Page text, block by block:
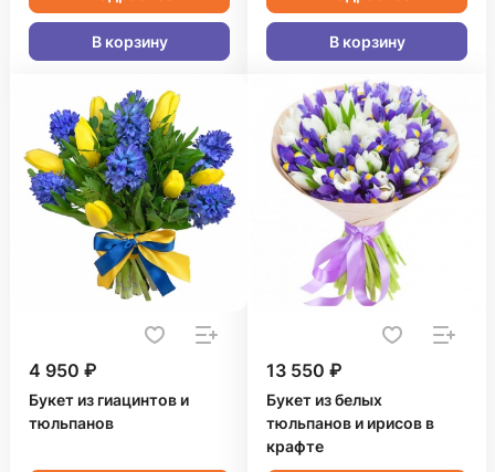
В корзину В корзину
4 950 ₽
Букет из гиацинтов и
тюльпанов
13 550 ₽
Букет из белых
тюльпанов и ирисов в
крафте